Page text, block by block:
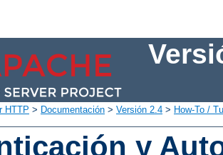
HTTP > Documentación > Versión 2.4 > How-To /
y